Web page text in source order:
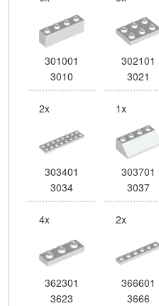
301001
3010
302101
3021
2x
303401
3034
1x
303701
3037
4x
362301
3623
2x
366601
3666